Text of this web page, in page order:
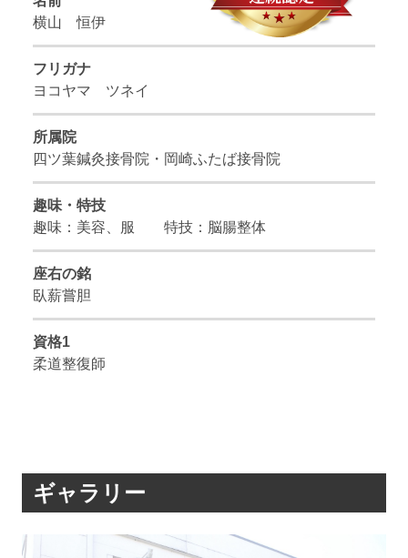
横山 恒伊
フリガナ
ヨコヤマ ツネイ
所属院
四ツ葉鍼灸接骨院・岡崎ふたば接骨院
趣味・特技
趣味：美容、服 特技：脳腸整体
座右の銘
臥薪嘗胆
資格1
柔道整復師
ギャラリー